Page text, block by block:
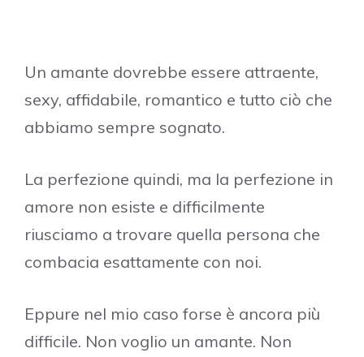
Un amante dovrebbe essere attraente,
sexy, affidabile, romantico e tutto ciò che
abbiamo sempre sognato.
La perfezione quindi, ma la perfezione in
amore non esiste e difficilmente
riusciamo a trovare quella persona che
combacia esattamente con noi.
Eppure nel mio caso forse è ancora più
difficile. Non voglio un amante. Non